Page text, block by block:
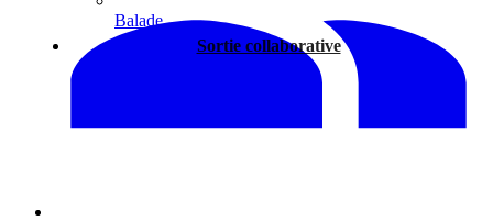
Balade
Sortie collaborative